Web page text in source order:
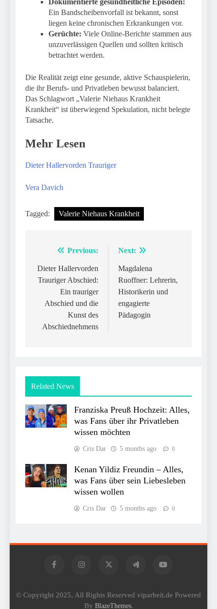
Ein Bandscheibenvorfall ist bekannt, sonst
liegen keine chronischen Erkrankungen vor.
Gerüchte: Viele Online-Berichte stammen aus
unzuverlässigen Quellen und sollten kritisch
betrachtet werden.
Die Realität zeigt eine gesunde, aktive Schauspielerin,
die ihr Berufs- und Privatleben bewusst balanciert.
Das Schlagwort „Valerie Niehaus Krankheit
Krankheit“ ist überwiegend Spekulation, nicht belegte
Tatsache.
Mehr Lesen
Dieter Hallervorden Trauriger
Vera Davich
Tagged: Valerie Niehaus Krankheit
navigation
Previous:
Dieter Hallervorden
Trauriger Abschied:
Ein trauriger
Abschied und die
Kunst des
Abschiednehmens
Next:
Magdalena
Ruoffner: Lehrerin,
Historikerin und
engagierte
Pädagogin
Related News
Franziska Preuß Hochzeit: Alles,
was Fans über ihr Privatleben
wissen möchten
Cris Dar 5 months ago 0
Kenan Yildiz Freundin – Alles,
was Fans über sein Liebesleben
wissen wollen
Cris Dar 5 months ago 0
© Copyright 2025, All Rights Reserved viparbeit.de Powered
By BlazeThemes.